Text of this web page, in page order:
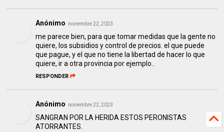
Anónimo noviembre 22, 2023
me parece bien, para que tomar medidas que la gente no
quiere, los subsidios y control de precios. el que puede
que pague, y el que no tiene la libertad de hacer lo que
quiere, ir a otra provincia por ejemplo..
RESPONDER
Anónimo noviembre 22, 2023
SANGRAN POR LA HERIDA ESTOS PERONISTAS
ATORRANTES.